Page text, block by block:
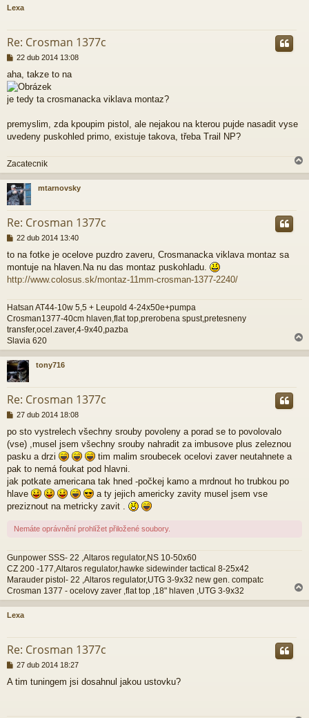
Lexa
Re: Crosman 1377c
P
í
s
p
e
k
22 dub 2014 13:08
aha, takze to na
je tedy ta crosmanacka viklava montaz?
premyslim, zda kpoupim pistol, ale nejakou na kterou pujde nasadit vyse
uvedeny puskohled primo, existuje takova, třeba Trail NP?
Zacatecnik
a
h
mtarnovsky
Re: Crosman 1377c
P
í
s
p
e
k
22 dub 2014 13:40
to na fotke je ocelove puzdro zaveru, Crosmanacka viklava montaz sa
montuje na hlaven.Na nu das montaz puskohladu.
http://www.colosus.sk/montaz-11mm-crosman-1377-2240/
Hatsan AT44-10w 5,5 + Leupold 4-24x50e+pumpa
Crosman1377-40cm hlaven,flat top,prerobena spust,pretesneny
transfer,ocel.zaver,4-9x40,pazba
Slavia 620
a
h
tony716
Re: Crosman 1377c
P
í
s
p
ě
v
e
k
27 dub 2014 18:08
po sto vystrelech všechny srouby povoleny a porad se to povolovalo
(vse) ,musel jsem všechny srouby nahradit za imbusove plus zeleznou
pasku a drzi
tim malim sroubecek ocelovi zaver neutahnete a
pak to nemá foukat pod hlavni.
jak potkate americana tak hned -počkej kamo a mrdnout ho trubkou po
hlave
a ty jejich americky zavity musel jsem vse
preziznout na metricky zavit .
Nemáte oprávnění prohlížet přiložené soubory.
Gunpower SSS- 22 ,Altaros regulator,NS 10-50x60
CZ 200 -177,Altaros regulator,hawke sidewinder tactical 8-25x42
Marauder pistol- 22 ,Altaros regulator,UTG 3-9x32 new gen. compatc
Crosman 1377 - ocelovy zaver ,flat top ,18" hlaven ,UTG 3-9x32
a
h
Lexa
Re: Crosman 1377c
P27 dub 2014 18:27
A tim tuningem jsi dosahnul jakou ustovku?